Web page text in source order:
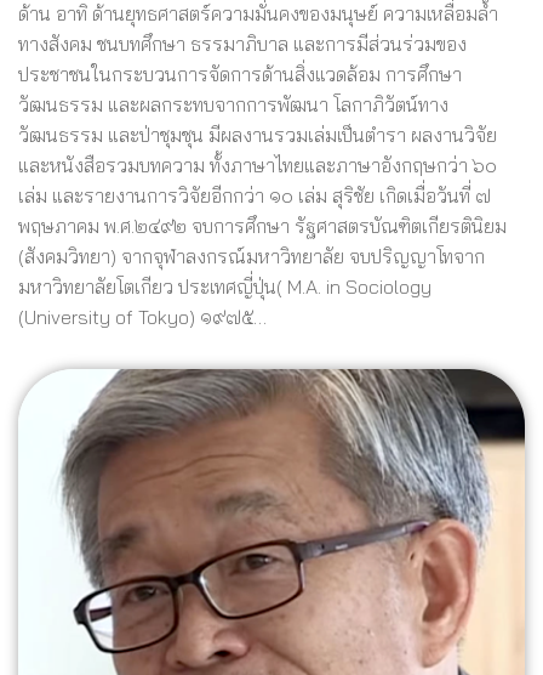
ด้าน อาทิ ด้านยุทธศาสตร์ความมั่นคงของมนุษย์ ความเหลื่อมล้ำ
ทางสังคม ชนบทศึกษา ธรรมาภิบาล และการมีส่วนร่วมของ
ประชาชนในกระบวนการจัดการด้านสิ่งแวดล้อม การศึกษา
วัฒนธรรม และผลกระทบจากการพัฒนา โลกาภิวัตน์ทาง
วัฒนธรรม และป่าชุมชุน มีผลงานรวมเล่มเป็นตำรา ผลงานวิจัย
และหนังสือรวมบทความ ทั้งภาษาไทยและภาษาอังกฤษกว่า ๖๐
เล่ม และรายงานการวิจัยอีกกว่า ๑๐ เล่ม สุริชัย เกิดเมื่อวันที่ ๗
พฤษภาคม พ.ศ.๒๔๙๒ จบการศึกษา รัฐศาสตรบัณฑิตเกียรตินิยม
(สังคมวิทยา) จากจุฬาลงกรณ์มหาวิทยาลัย จบปริญญาโทจาก
มหาวิทยาลัยโตเกียว ประเทศญี่ปุ่น( M.A. in Sociology
(University of Tokyo) ๑๙๗๕…